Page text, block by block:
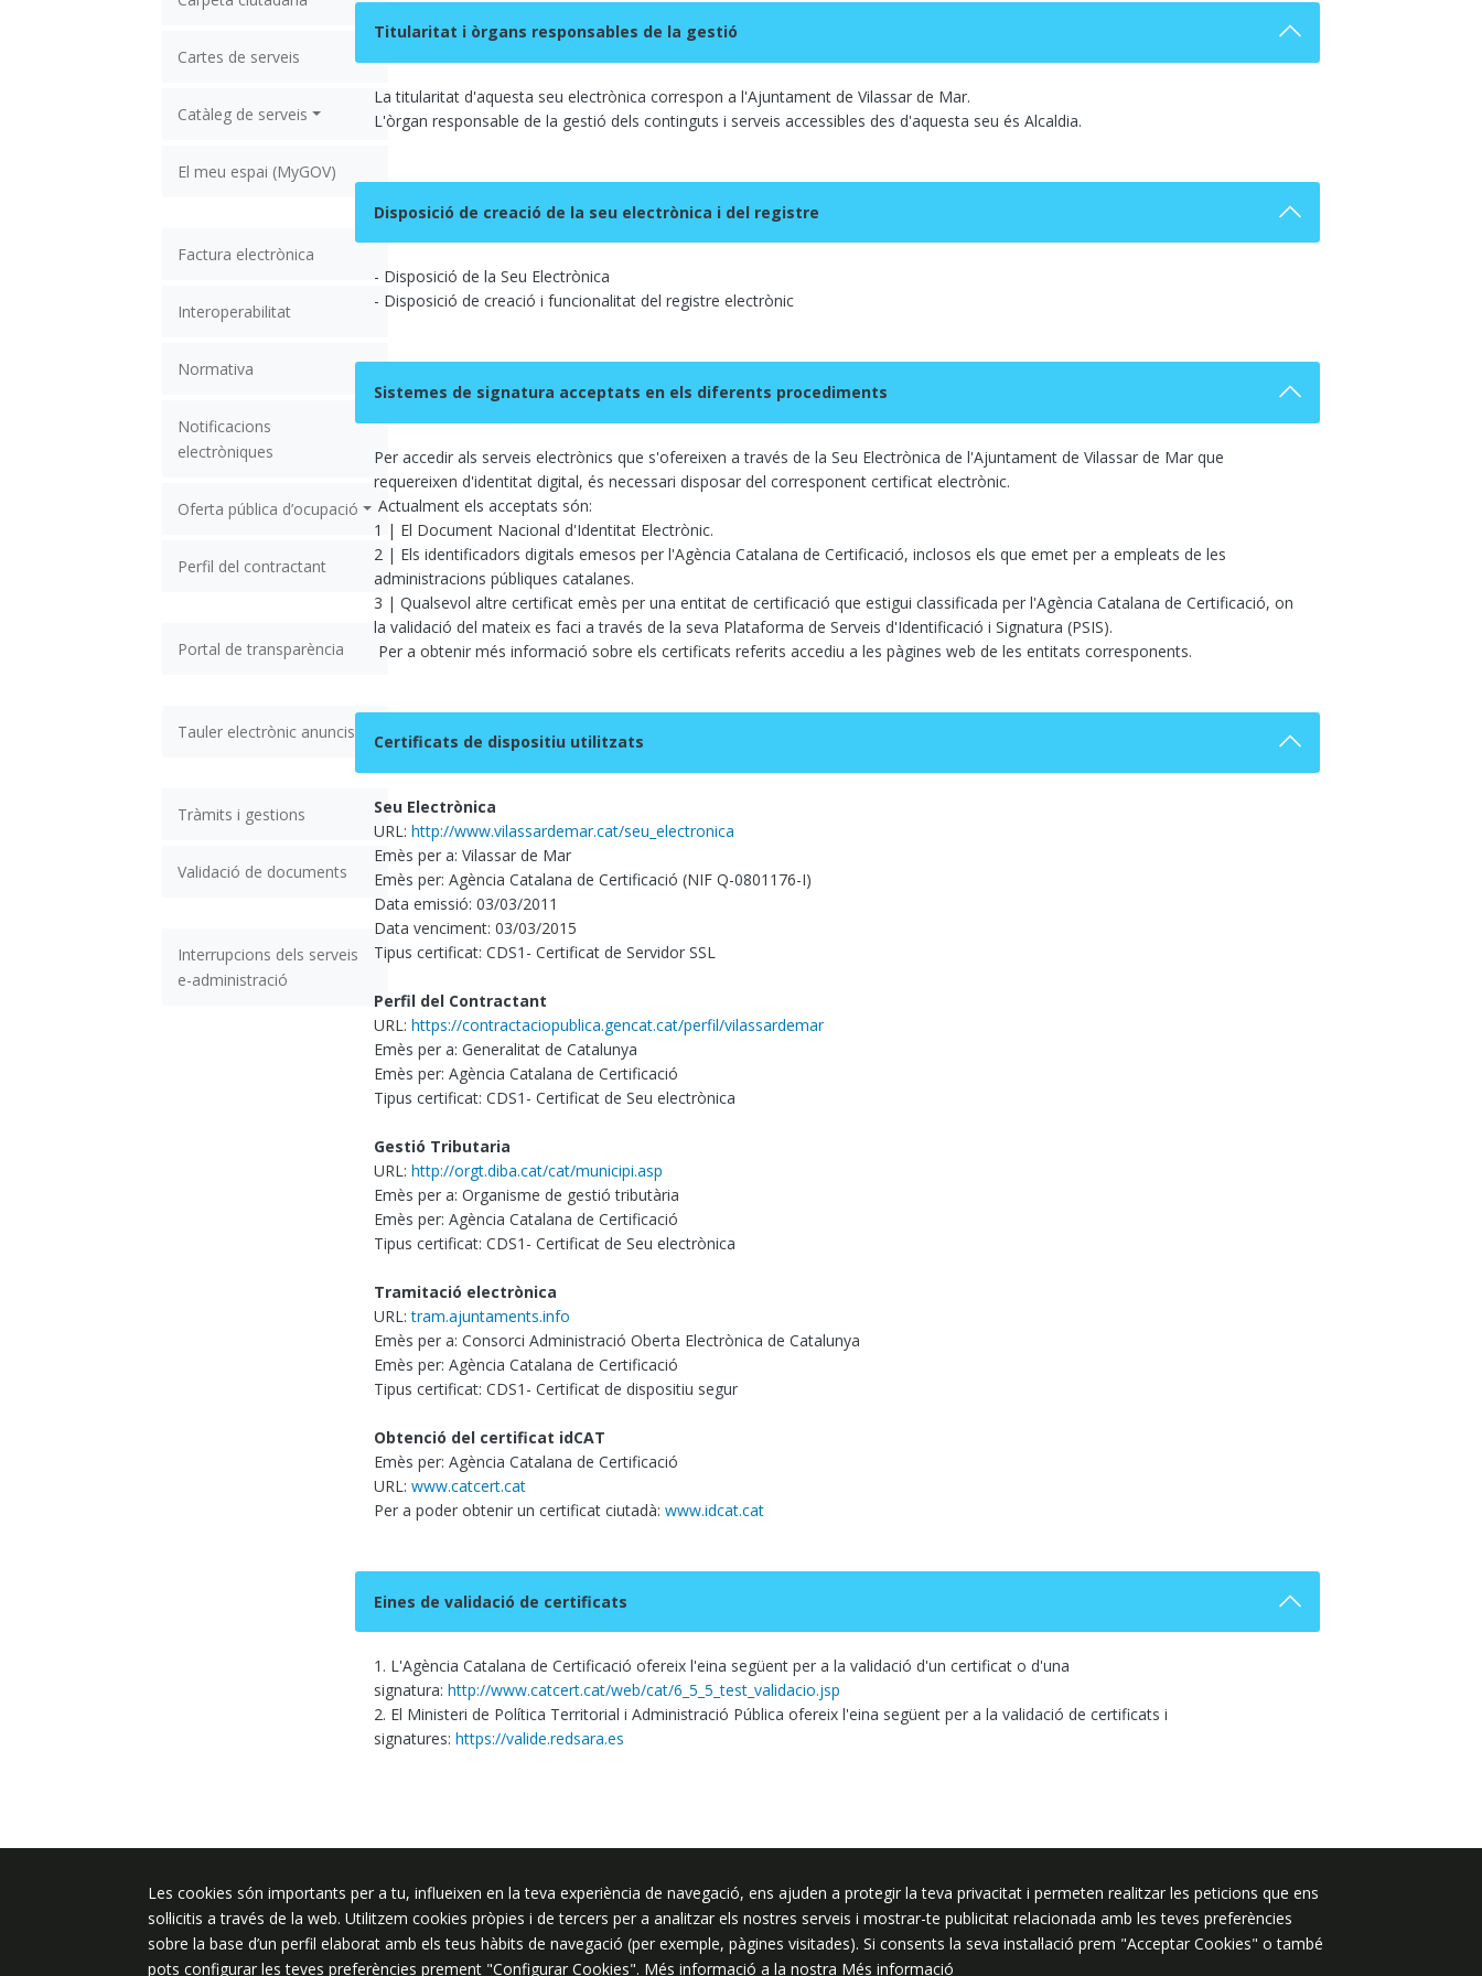
Cartes de serveis
Catàleg de serveis
El meu espai (MyGOV)
Factura electrònica
Interoperabilitat
Normativa
Notificacions
electròniques
Oferta pública d’ocupació
Perfil del contractant
Portal de transparència
Tauler electrònic anuncis
Tràmits i gestions
Validació de documents
Interrupcions dels serveis
e-administració
Titularitat i òrgans responsables de la gestió
La titularitat d'aquesta seu electrònica correspon a l'Ajuntament de Vilassar de Mar.
L'òrgan responsable de la gestió dels continguts i serveis accessibles des d'aquesta seu és Alcaldia.
Disposició de creació de la seu electrònica i del registre
- Disposició de la Seu Electrònica
- Disposició de creació i funcionalitat del registre electrònic
Sistemes de signatura acceptats en els diferents procediments
Per accedir als serveis electrònics que s'ofereixen a través de la Seu Electrònica de l'Ajuntament de Vilassar de Mar que
requereixen d'identitat digital, és necessari disposar del corresponent certificat electrònic.
Actualment els acceptats són:
1 | El Document Nacional d'Identitat Electrònic.
2 | Els identificadors digitals emesos per l'Agència Catalana de Certificació, inclosos els que emet per a empleats de les
administracions públiques catalanes.
3 | Qualsevol altre certificat emès per una entitat de certificació que estigui classificada per l'Agència Catalana de Certificació, on
la validació del mateix es faci a través de la seva Plataforma de Serveis d'Identificació i Signatura (PSIS).
Per a obtenir més informació sobre els certificats referits accediu a les pàgines web de les entitats corresponents.
Certificats de dispositiu utilitzats
Seu Electrònica
URL: http://www.vilassardemar.cat/seu_electronica
Emès per a: Vilassar de Mar
Emès per: Agència Catalana de Certificació (NIF Q-0801176-I)
Data emissió: 03/03/2011
Data venciment: 03/03/2015
Tipus certificat: CDS1- Certificat de Servidor SSL
Perfil del Contractant
URL: https://contractaciopublica.gencat.cat/perfil/vilassardemar
Emès per a: Generalitat de Catalunya
Emès per: Agència Catalana de Certificació
Tipus certificat: CDS1- Certificat de Seu electrònica
Gestió Tributaria
URL: http://orgt.diba.cat/cat/municipi.asp
Emès per a: Organisme de gestió tributària
Emès per: Agència Catalana de Certificació
Tipus certificat: CDS1- Certificat de Seu electrònica
Tramitació electrònica
URL:tram.ajuntaments.info
Emès per a: Consorci Administració Oberta Electrònica de Catalunya
Emès per: Agència Catalana de Certificació
Tipus certificat: CDS1- Certificat de dispositiu segur
Obtenció del certificat idCAT
Emès per: Agència Catalana de Certificació
URL: www.catcert.cat
Per a poder obtenir un certificat ciutadà: www.idcat.cat
Eines de validació de certificats
1. L'Agència Catalana de Certificació ofereix l'eina següent per a la validació d'un certificat o d'una
signatura: http://www.catcert.cat/web/cat/6_5_5_test_validacio.jsp
2. El Ministeri de Política Territorial i Administració Pública ofereix l'eina següent per a la validació de certificats i
signatures: https://valide.redsara.es
Plaça de l'Ajuntament 6, 08340 Vilassar
de Mar
937 542 400
Segueix-nos a:
Les cookies són importants per a tu, influeixen en la teva experiència de navegació, ens ajuden a protegir la teva privacitat i permeten realitzar les peticions que ens
sol·licitis a través de la web. Utilitzem cookies pròpies i de tercers per a analitzar els nostres serveis i mostrar-te publicitat relacionada amb les teves preferències
sobre la base d’un perfil elaborat amb els teus hàbits de navegació (per exemple, pàgines visitades). Si consents la seva instal·lació prem "Acceptar Cookies" o també
pots configurar les teves preferències prement "Configurar Cookies". Més informació a la nostra Més informació